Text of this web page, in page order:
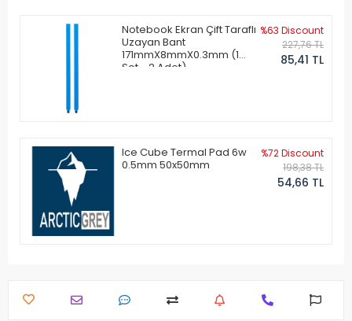
Notebook Ekran Çift Taraflı
Uzayan Bant
171mmX8mmX0.3mm (1
Set - 2 Adet)
%63 Discount
227,76 TL
85,41 TL
Ice Cube Termal Pad 6w
0.5mm 50x50mm
%72 Discount
198,38 TL
54,66 TL